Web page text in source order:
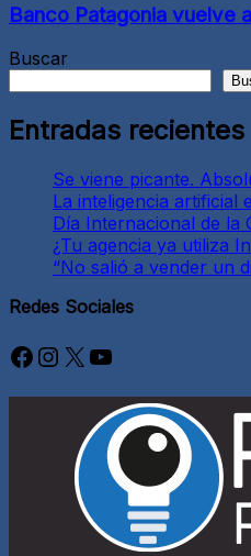
Banco Patagonia vuelve
Buscar
Entradas recientes
Se viene picante.
La inteligencia artificial
Día Internacional de la
¿Tu agencia ya utiliza
“No salió a vender un
Redes Sociales
Facebook
Instagram
X YouTube